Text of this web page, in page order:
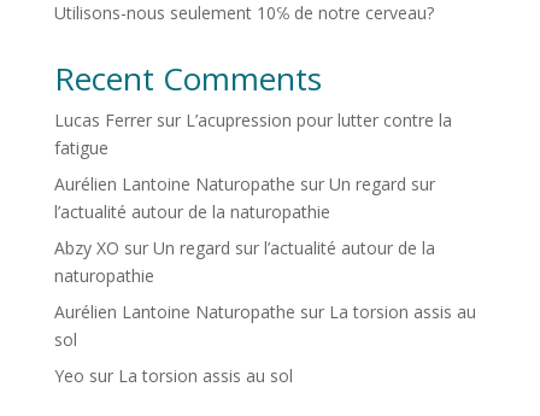
Utilisons-nous seulement 10℅ de notre cerveau?
Recent Comments
Lucas Ferrersur L’acupression pour lutter contre la
fatigue
Aurélien Lantoine Naturopathe sur Un regard sur
l’actualité autour de la naturopathie
Abzy XO sur Un regard sur l’actualité autour de la
naturopathie
Aurélien Lantoine Naturopathe sur La torsion assis au
sol
Yeo sur La torsion assis au sol